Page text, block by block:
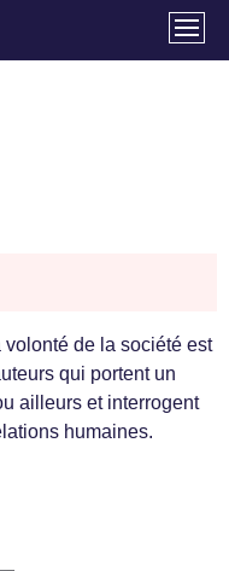
de la société est
qui portent un
ailleurs et interrogent
humaines.